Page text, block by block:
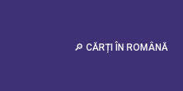
🔎 CĂRȚI ÎN ROMÂNĂ